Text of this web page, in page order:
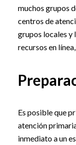
muchos grupos
centros de
grupos locales y
recursos en
Es posible que
atención
inmediato a un